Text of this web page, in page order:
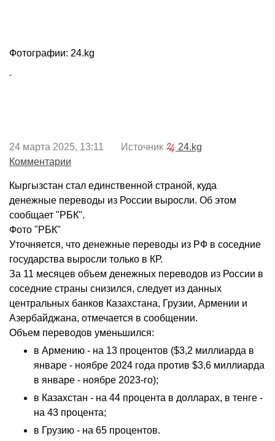
Фотографии: 24.kg
24 марта 2025, 13:11 Источник
24.kg
Комментарии
Кыргызстан стал единственной страной, куда
денежные переводы из России выросли. Об этом
сообщает "РБК".
Фото "РБК"
Уточняется, что денежные переводы из РФ в соседние
государства выросли только в КР.
За 11 месяцев объем денежных переводов из России в
соседние страны снизился, следует из данных
центральных банков Казахстана, Грузии, Армении и
Азербайджана, отмечается в сообщении.
Объем переводов уменьшился:
в Армению - на 13 процентов ($3,2 миллиарда в
январе - ноябре 2024 года против $3,6 миллиарда
в январе - ноябре 2023-го);
в Казахстан - на 44 процента в долларах, в тенге -
на 43 процента;
в Грузию - на 65 процентов.